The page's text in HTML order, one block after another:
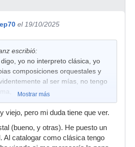
el 19/10/2025
escribió:
yo no interpreto clásica, yo
composiciones orquestales y
al ser mías, no tengo
Mostrar más
viejo, pero mi duda tiene que ver.
(bueno, y otras). He puesto un
. Al catalogar como clásica tengo